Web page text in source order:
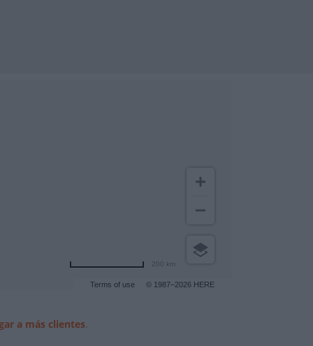
Terms of use © 1987–2026 HERE
200 km
a más clientes.